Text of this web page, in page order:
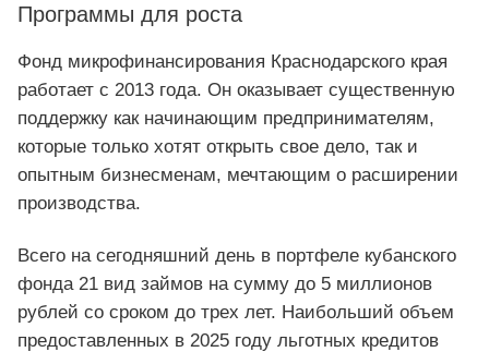
Программы для роста
Фонд микрофинансирования Краснодарского края
работает с 2013 года. Он оказывает существенную
поддержку как начинающим предпринимателям,
которые только хотят открыть свое дело, так и
опытным бизнесменам, мечтающим о расширении
производства.
Всего на сегодняшний день в портфеле кубанского
фонда 21 вид займов на сумму до 5 миллионов
рублей со сроком до трех лет. Наибольший объем
предоставленных в 2025 году льготных кредитов